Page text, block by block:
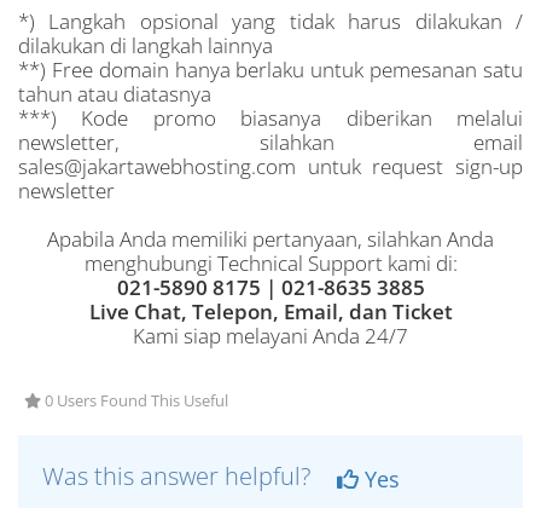
*) Langkah opsional yang tidak harus dilakukan /
dilakukan di langkah lainnya
**) Free domain hanya berlaku untuk pemesanan satu
tahun atau diatasnya
***) Kode promo biasanya diberikan melalui
newsletter, silahkan email
sales@jakartawebhosting.com untuk request sign-up
newsletter
Apabila Anda memiliki pertanyaan, silahkan Anda
menghubungi Technical Support kami di:
021-5890 8175 | 021-8635 3885
Live Chat, Telepon, Email, dan Ticket
Kami siap melayani Anda 24/7
0 Users Found This Useful
Was this answer helpful?
Yes